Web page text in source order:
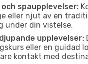
spaupplevelser:
eller njut av en
under din vistelse.
upplevelser:
eller en guidad
kontakt med